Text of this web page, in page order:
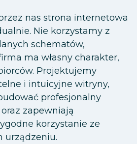
nas strona internetowa
Nie korzystamy z
schematów,
ma własny charakter,
Projektujemy
i intuicyjne witryny,
profesjonalny
zapewniają
korzystanie ze
urządzeniu.